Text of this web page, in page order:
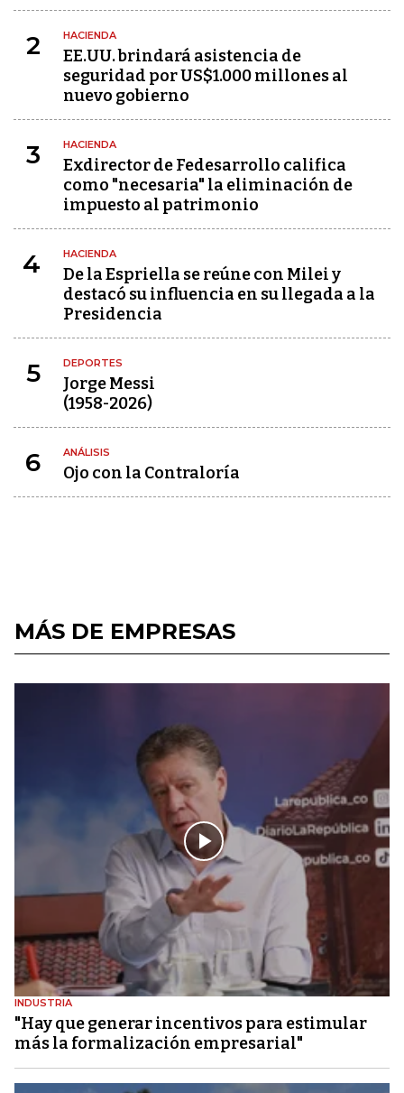
2 HACIENDA
EE.UU. brindará asistencia de
seguridad por US$1.000 millones al
nuevo gobierno
3 HACIENDA
Exdirector de Fedesarrollo califica
como "necesaria" la eliminación de
impuesto al patrimonio
4 HACIENDA
De la Espriella se reúne con Milei y
destacó su influencia en su llegada a la
Presidencia
5 DEPORTES
Jorge Messi
(1958-2026)
6 ANÁLISIS
Ojo con la Contraloría
MÁS DE EMPRESAS
INDUSTRIA
"Hay que generar incentivos para estimular
más la formalización empresarial"